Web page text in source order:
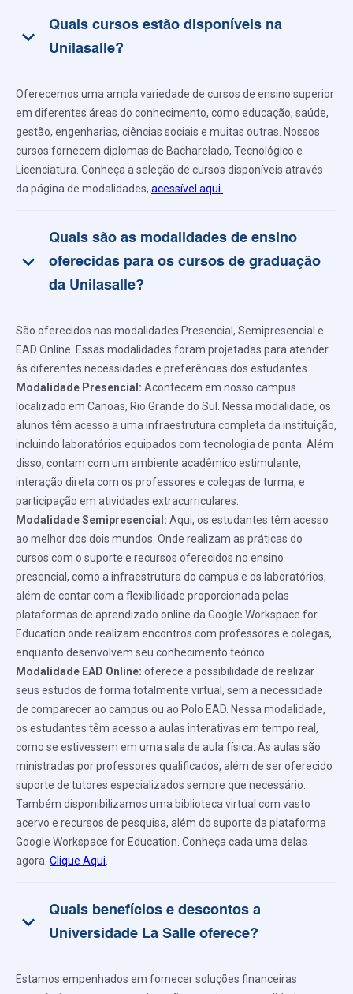
keyboard_arrow_down
Quais cursos estão disponíveis na
Unilasalle?
Oferecemos uma ampla variedade de cursos de ensino superior
em diferentes áreas do conhecimento, como educação, saúde,
gestão, engenharias, ciências sociais e muitas outras. Nossos
cursos fornecem diplomas de Bacharelado, Tecnológico e
Licenciatura. Conheça a seleção de cursos disponíveis através
da página de modalidades, acessível aqui.
keyboard_arrow_down
Quais são as modalidades de ensino
oferecidas para os cursos de graduação
da Unilasalle?
São oferecidos nas modalidades Presencial, Semipresencial e
EAD Online. Essas modalidades foram projetadas para atender
às diferentes necessidades e preferências dos estudantes.
Modalidade Presencial: Acontecem em nosso campus
localizado em Canoas, Rio Grande do Sul. Nessa modalidade, os
alunos têm acesso a uma infraestrutura completa da instituição,
incluindo laboratórios equipados com tecnologia de ponta. Além
disso, contam com um ambiente acadêmico estimulante,
interação direta com os professores e colegas de turma, e
participação em atividades extracurriculares.
Modalidade Semipresencial: Aqui, os estudantes têm acesso
ao melhor dos dois mundos. Onde realizam as práticas do
cursos com o suporte e recursos oferecidos no ensino
presencial, como a infraestrutura do campus e os laboratórios,
além de contar com a flexibilidade proporcionada pelas
plataformas de aprendizado online da Google Workspace for
Education onde realizam encontros com professores e colegas,
enquanto desenvolvem seu conhecimento teórico.
Modalidade EAD Online: oferece a possibilidade de realizar
seus estudos de forma totalmente virtual, sem a necessidade
de comparecer ao campus ou ao Polo EAD. Nessa modalidade,
os estudantes têm acesso a aulas interativas em tempo real,
como se estivessem em uma sala de aula física. As aulas são
ministradas por professores qualificados, além de ser oferecido
suporte de tutores especializados sempre que necessário.
Também disponibilizamos uma biblioteca virtual com vasto
acervo e recursos de pesquisa, além do suporte da plataforma
Google Workspace for Education. Conheça cada uma delas
agora. Clique Aqui.
keyboard_arrow_down
Quais benefícios e descontos a
Universidade La Salle oferece?
Estamos empenhados em fornecer soluções financeiras